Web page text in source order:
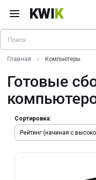
KWIK
Главная Компьютеры
Готовые
Сортировка: